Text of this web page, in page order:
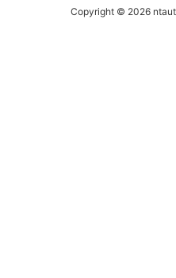
Copyright © 2026